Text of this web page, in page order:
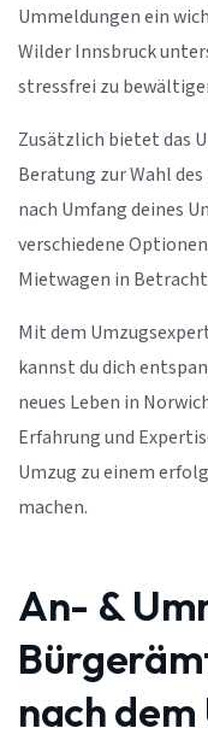
Ummeldungen ein
Wilder Innsbruck
stressfrei zu
Zusätzlich bietet das
Beratung zur Wahl
nach Umfang deines
verschiedene
Mietwagen in
Mit dem
kannst du dich
neues Leben in
Erfahrung und
Umzug zu einem
machen.
An- &
nach dem